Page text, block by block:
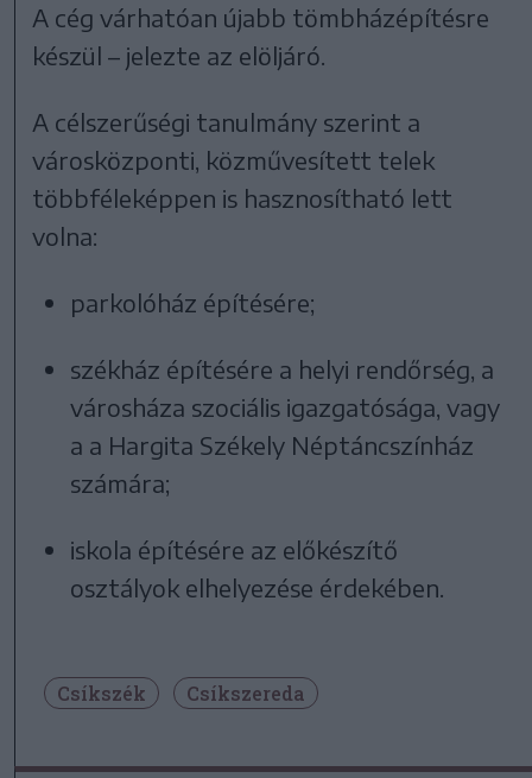
A cég várhatóan újabb tömbházépítésre
készül – jelezte az elöljáró.
A célszerűségi tanulmány szerint a
városközponti, közművesített telek
többféleképpen is hasznosítható lett
volna:
parkolóház építésére;
székház építésére a helyi rendőrség, a
városháza szociális igazgatósága, vagy
a a Hargita Székely Néptáncszínház
számára;
iskola építésére az előkészítő
osztályok elhelyezése érdekében.
Csíkszék Csíkszereda